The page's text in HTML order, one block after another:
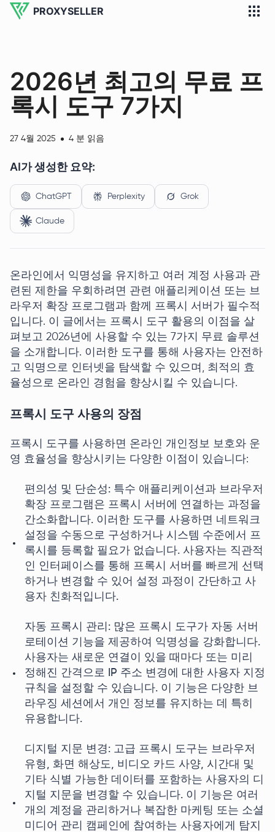
PROXYSELLER
2026년 최고의 무료 프
록시 도구 7가지
27 4월 2025 4 분 읽음
AI가 생성한 요약:
ChatGPT Perplexity Grok
Claude
온라인에서 익명성을 유지하고 여러 계정 사용과 관
련된 제한을 우회하려면 관련 애플리케이션 또는 브
라우저 확장 프로그램과 함께 프록시 서버가 필수적
입니다. 이 글에서는 프록시 도구 활용의 이점을 살
펴보고 2026년에 사용할 수 있는 7가지 무료 솔루션
을 소개합니다. 이러한 도구를 통해 사용자는 안전하
고 익명으로 인터넷을 탐색할 수 있으며, 최적의 효
율성으로 온라인 경험을 향상시킬 수 있습니다.
프록시 도구 사용의 장점
프록시 도구를 사용하면 온라인 개인정보 보호와 운
영 효율성을 향상시키는 다양한 이점이 있습니다:
편의성 및 단순성: 특수 애플리케이션과 브라우저
확장 프로그램은 프록시 서버에 연결하는 과정을
간소화합니다. 이러한 도구를 사용하면 네트워크
설정을 수동으로 구성하거나 시스템 수준에서 프
록시를 등록할 필요가 없습니다. 사용자는 직관적
인 인터페이스를 통해 프록시 서버를 빠르게 선택
하거나 변경할 수 있어 설정 과정이 간단하고 사
용자 친화적입니다.
자동 프록시 관리: 많은 프록시 도구가 자동 서버
로테이션 기능을 제공하여 익명성을 강화합니다.
사용자는 새로운 연결이 있을 때마다 또는 미리
정해진 간격으로 IP 주소 변경에 대한 사용자 지정
규칙을 설정할 수 있습니다. 이 기능은 다양한 브
라우징 세션에서 개인 정보를 유지하는 데 특히
유용합니다.
디지털 지문 변경: 고급 프록시 도구는 브라우저
유형, 화면 해상도, 비디오 카드 사양, 시간대 및
기타 식별 가능한 데이터를 포함하는 사용자의 디
지털 지문을 변경할 수 있습니다. 이 기능은 여러
개의 계정을 관리하거나 복잡한 마케팅 또는 소셜
미디어 관리 캠페인에 참여하는 사용자에게 탐지